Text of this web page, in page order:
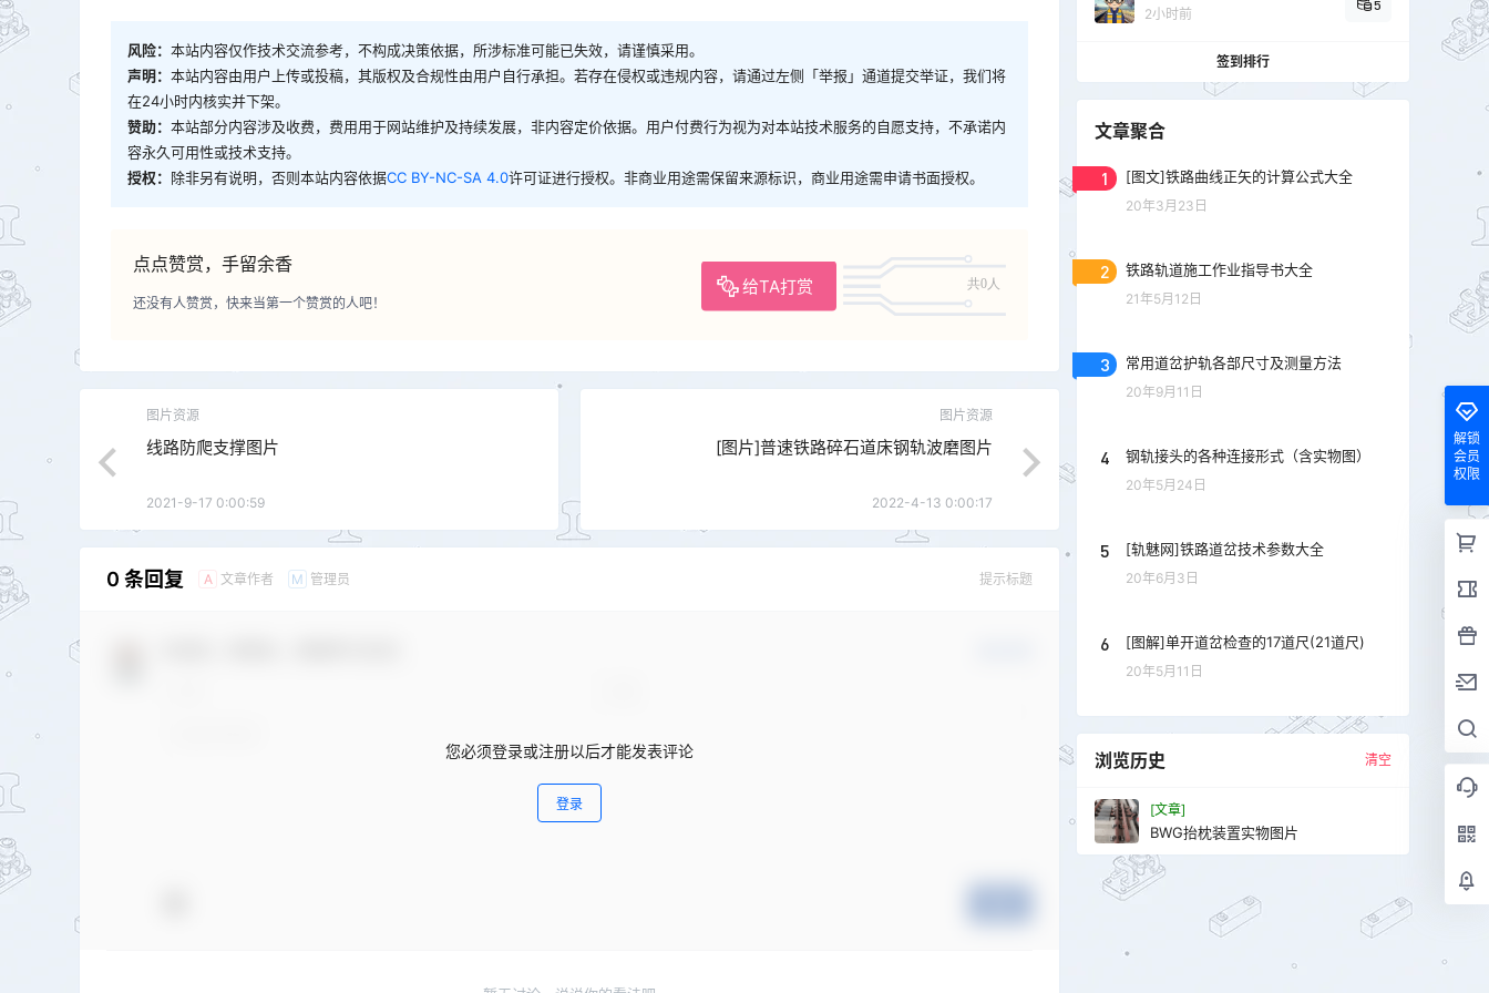
风险： 本站内容仅作技术交流参考，不构成决策依据，所涉标准可能已失效，请谨慎采用。
声明： 本站内容由用户上传或投稿，其版权及合规性由用户自行承担。若存在侵权或违规内容，请通过左侧「举报」通道提交举证，我们将
在24小时内核实并下架。
赞助： 本站部分内容涉及收费，费用用于网站维护及持续发展，非内容定价依据。用户付费行为视为对本站技术服务的自愿支持，不承诺内
容永久可用性或技术支持。
授权： 除非另有说明，否则本站内容依据CC BY-NC-SA 4.0许可证进行授权。非商业用途需保留来源标识，商业用途需申请书面授权。
点点赞赏，手留余香
给TA打赏 共0人
还没有人赞赏，快来当第一个赞赏的人吧！
图片资源
线路防爬支撑图片
2021-9-17 0:00:59
图片资源
[图片]普速铁路碎石道床钢轨波磨图片
2022-4-13 0:00:17
0 条回复 A 文章作者 M 管理员 提示标题
您必须登录或注册以后才能发表评论
登录
2小时前
5
签到排行
文章聚合
1 [图文]铁路曲线正矢的计算公式大全
20年3月23日
2 铁路轨道施工作业指导书大全
21年5月12日
3 常用道岔护轨各部尺寸及测量方法
20年9月11日
4 钢轨接头的各种连接形式（含实物图）
20年5月24日
5 [轨魅网]铁路道岔技术参数大全
20年6月3日
6 [图解]单开道岔检查的17道尺(21道尺)
20年5月11日
浏览历史 清空
[文章]
BWG抬枕装置实物图片
解锁
会员
权限